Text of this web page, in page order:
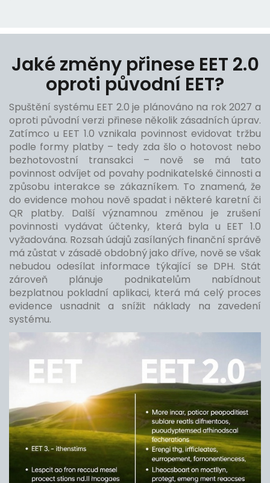
Jaké změny přinese EET 2.0
oproti původní EET?
Spuštění systému EET 2.0 je plánováno na rok 2027 a
oproti původní verzi přinese několik zásadních úprav.
Zatímco u EET 1.0 vznikala povinnost evidovat tržbu
podle formy platby – tedy zda šlo o hotovost nebo
bezhotovostní transakci – nově se má tato
povinnost odvíjet od povahy podnikatelské činnosti a
způsobu interakce se zákazníkem. To znamená, že
do evidence mohou nově spadat i některé karetní či
QR platby. Další významnou změnou je zrušení
povinnosti vydávat účtenky, která byla u EET 1.0
vyžadována. Rozsah údajů zasílaných finanční správě
má zůstat v zásadě obdobný jako dříve, nově se však
nebudou odesílat informace týkající se DPH. Stát
zároveň plánuje podnikatelům nabídnout
bezplatnou pokladní aplikaci, která má celý proces
evidence usnadnit a snížit náklady na zavedení
systému.